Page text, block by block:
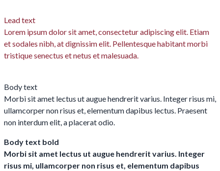
Lead text
Lorem ipsum dolor sit amet, consectetur adipiscing elit. Etiam
et sodales nibh, at dignissim elit. Pellentesque habitant morbi
tristique senectus et netus et malesuada.
Body text
Morbi sit amet lectus ut augue hendrerit varius. Integer risus mi,
ullamcorper non risus et, elementum dapibus lectus. Praesent
non interdum elit, a placerat odio.
Body text bold
Morbi sit amet lectus ut augue hendrerit varius. Integer
risus mi, ullamcorper non risus et, elementum dapibus